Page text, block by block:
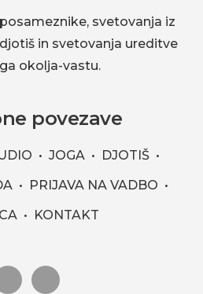
svetovanja iz
in svetovanja ureditve
okolja-vastu.
povezave
JOGA
DJOTIŠ
PRIJAVA NA VADBO
KONTAKT